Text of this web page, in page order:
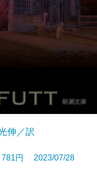
伸／訳
円 2023/07/28